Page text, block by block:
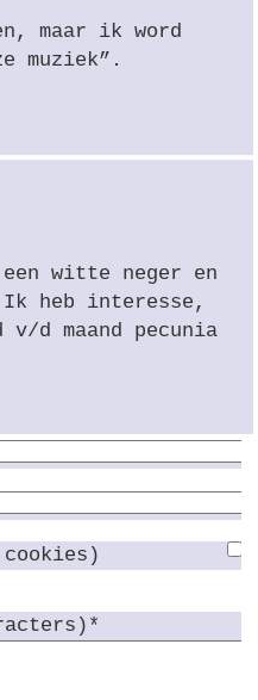
maar ik word
muziek”.
witte neger en
heb interesse,
d maand pecunia
cookies)